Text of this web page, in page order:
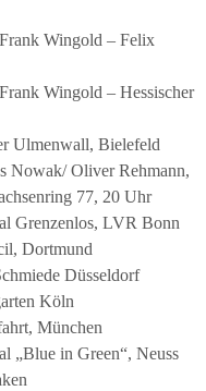
Wingold – Felix
Wingold – Hessischer
Ulmenwall, Bielefeld
Nowak/ Oliver Rehmann,
77, 20 Uhr
Grenzenlos, LVR Bonn
Dortmund
Düsseldorf
Köln
München
„Blue in Green“, Neuss